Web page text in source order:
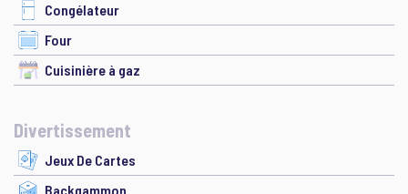
Congélateur
Four
Cuisinière à gaz
Divertissement
Jeux De Cartes
Backgammon